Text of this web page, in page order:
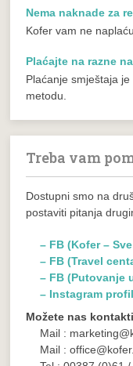
Nema naknade za
Kofer vam ne
Plaćajte na razne
Plaćanje smještaja
metodu.
Treba vam
Dostupni smo na
postaviti pitanja
– FB (Kofer –
– FB (Travel
– FB (Putovanje
– Instagram profil
Možete nas
Mail :
Mail :